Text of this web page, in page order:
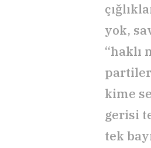
yok,
“haklı
kime
gerisi
tek